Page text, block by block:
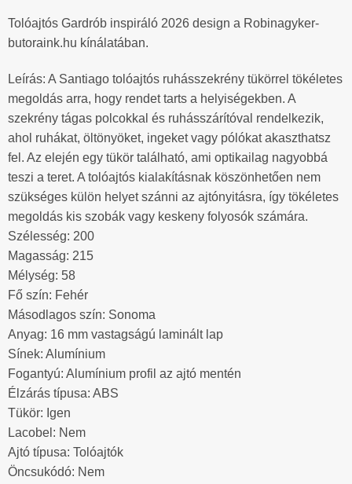
Tolóajtós Gardrób inspiráló 2026 design a Robinagyker-
butoraink.hu kínálatában.
Leírás: A Santiago tolóajtós ruhásszekrény tükörrel tökéletes
megoldás arra, hogy rendet tarts a helyiségekben. A
szekrény tágas polcokkal és ruhásszárítóval rendelkezik,
ahol ruhákat, öltönyöket, ingeket vagy pólókat akaszthatsz
fel. Az elején egy tükör található, ami optikailag nagyobbá
teszi a teret. A tolóajtós kialakításnak köszönhetően nem
szükséges külön helyet szánni az ajtónyitásra, így tökéletes
megoldás kis szobák vagy keskeny folyosók számára.
Szélesség: 200
Magasság: 215
Mélység: 58
Fő szín: Fehér
Másodlagos szín: Sonoma
Anyag: 16 mm vastagságú laminált lap
Sínek: Alumínium
Fogantyú: Alumínium profil az ajtó mentén
Élzárás típusa: ABS
Tükör: Igen
Lacobel: Nem
Ajtó típusa: Tolóajtók
Öncsukódó: Nem